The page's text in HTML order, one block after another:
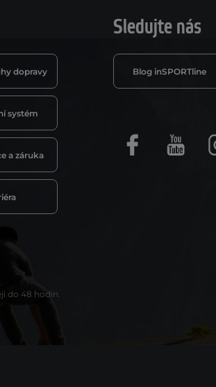
dopravy
systém
a záruka
Sledujte nás
Blog inSPORTline
FacebookYoutube
do 48 hodin.